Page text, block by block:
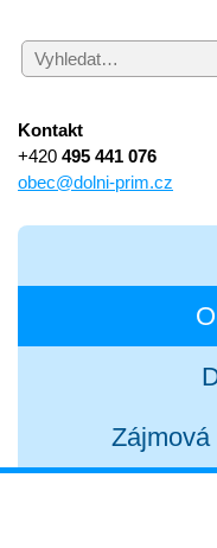
Kontakt
+420 495 441 076
obec@dolni-prim.cz